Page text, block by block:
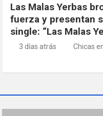
Las Malas Yerbas
fuerza y presentan
single: “Las Malas
3 días atrás Chicas